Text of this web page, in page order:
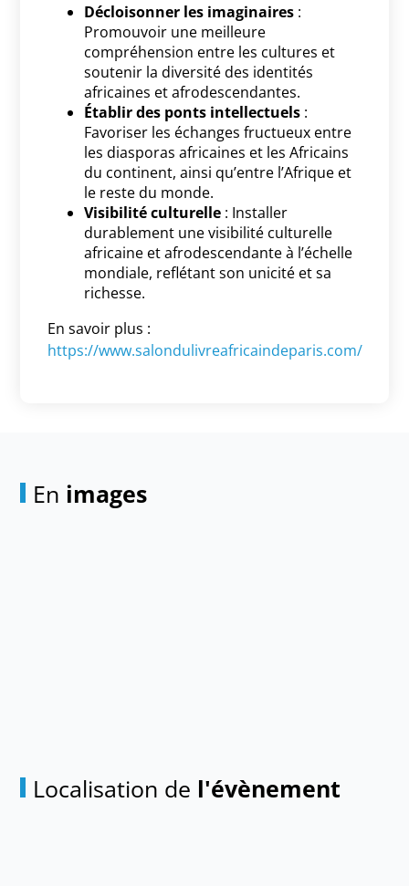
Décloisonner les imaginaires :
Promouvoir une meilleure
compréhension entre les cultures et
soutenir la diversité des identités
africaines et afrodescendantes.
Établir des ponts intellectuels :
Favoriser les échanges fructueux entre
les diasporas africaines et les Africains
du continent, ainsi qu’entre l’Afrique et
le reste du monde.
Visibilité culturelle : Installer
durablement une visibilité culturelle
africaine et afrodescendante à l’échelle
mondiale, reflétant son unicité et sa
richesse.
En savoir plus :
https://www.salondulivreafricaindeparis.com/
En images
Localisation de l'évènement